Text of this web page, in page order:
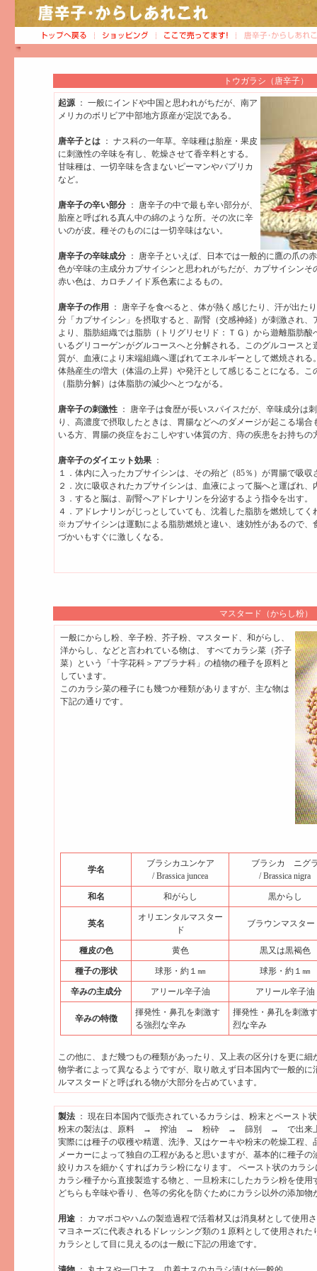
トウガラシ（唐辛子）
起源： 一般にインドや中国と思われがちだが、南ア
メリカのボリビア中部地方原産が定説である。
唐辛子とは ： ナス科の一年草。辛味種は胎座・果皮
に刺激性の辛味を有し、乾燥させて香辛料とする。
甘味種は、一切辛味を含まないピーマンやパプリカ
など。
唐辛子の辛い部分 ： 唐辛子の中で最も辛い部分が、
胎座と呼ばれる真ん中の綿のような所。その次に辛
いのが皮。種そのものには一切辛味はない。
唐辛子の辛味成分 ： 唐辛子といえば、日本では一般的に鷹の爪の
色が辛味の主成分カプサイシンと思われがちだが、カプサイシン
赤い色は、カロチノイド系色素によるもの。
唐辛子の作用
： 唐辛子を食べると、体が熱く感じたり、汗が出た
分「カプサイシン」を摂取すると、副腎（交感神経）が刺激され
より、脂肪組織では脂肪（トリグリセリド：ＴＧ）から遊離脂肪
いるグリコーゲンがグルコースへと分解される。このグルコース
質が、血液により末端組織へ運ばれてエネルギーとして燃焼され
体熱産生の増大（体温の上昇）や発汗として感じることになる。
（脂肪分解）は体脂肪の減少へとつながる。
唐辛子の刺激性 ： 唐辛子は食歴が長いスパイスだが、辛味成分は
り、高濃度で摂取したときは、胃腸などへのダメージが起こる場
いる方、胃腸の炎症をおこしやすい体質の方、痔の疾患をお持ち
唐辛子のダイエット効果 ：
１．体内に入ったカプサイシンは、その殆ど（85％）が胃腸で吸収
２．次に吸収されたカプサイシンは、血液によって脳へと運ばれ
３．すると脳は、副腎へアドレナリンを分泌するよう指令を出す。
４．アドレナリンがじっとしていても、沈着した脂肪を燃焼してく
※カプサイシンは運動による脂肪燃焼と違い、速効性があるので、
づかいもすぐに激しくなる。
マスタード（からし粉）
一般にからし粉、辛子粉、芥子粉、マスタード、和がらし、
洋からし、などと言われている物は、 すべてカラシ菜（芥子
菜）という「十字花科＞アブラナ科」の植物の種子を原料と
しています。
このカラシ菜の種子にも幾つか種類がありますが、主な物は
下記の通りです。
学名
ブラシカユンケア
/ Brassica juncea
ブラシカ ニグ
/ Brassica nigra
和名 和がらし 黒からし
英名
オリエンタルマスター
ド
ブラウンマスター
種皮の色 黄色 黒又は黒褐色
種子の形状 球形・約１㎜ 球形・約１㎜
辛みの主成分 アリール辛子油 アリール辛子油
辛みの特徴
揮発性・鼻孔を刺激す
る強烈な辛み
揮発性・鼻孔を刺激
烈な辛み
この他に、まだ幾つもの種類があったり、又上表の区分けを更に
物学者によって異なるようですが、取り敢えず日本国内で一般的
ルマスタードと呼ばれる物が大部分を占めています。
製法 ： 現在日本国内で販売されているカラシは、粉末とペースト
粉末の製法は、原料 → 搾油 → 粉砕 → 篩別 → で出来上
実際には種子の収穫や精選、洗浄、又はケーキや粉末の乾燥工程、
メーカーによって独自の工程があると思いますが、基本的に種子の
絞りカスを細かくすればカラシ粉になります。 ペースト状のカラ
カラシ種子から直接製造する物と、一旦粉末にしたカラシ粉を使用
どちらも辛味や香り、色等の劣化を防ぐためにカラシ以外の添加物
用途 ： カマボコやハムの製造過程で活着材又は消臭材として使用
マヨネーズに代表されるドレッシング類の１原料として使用された
カラシとして目に見えるのは一般に下記の用途です。